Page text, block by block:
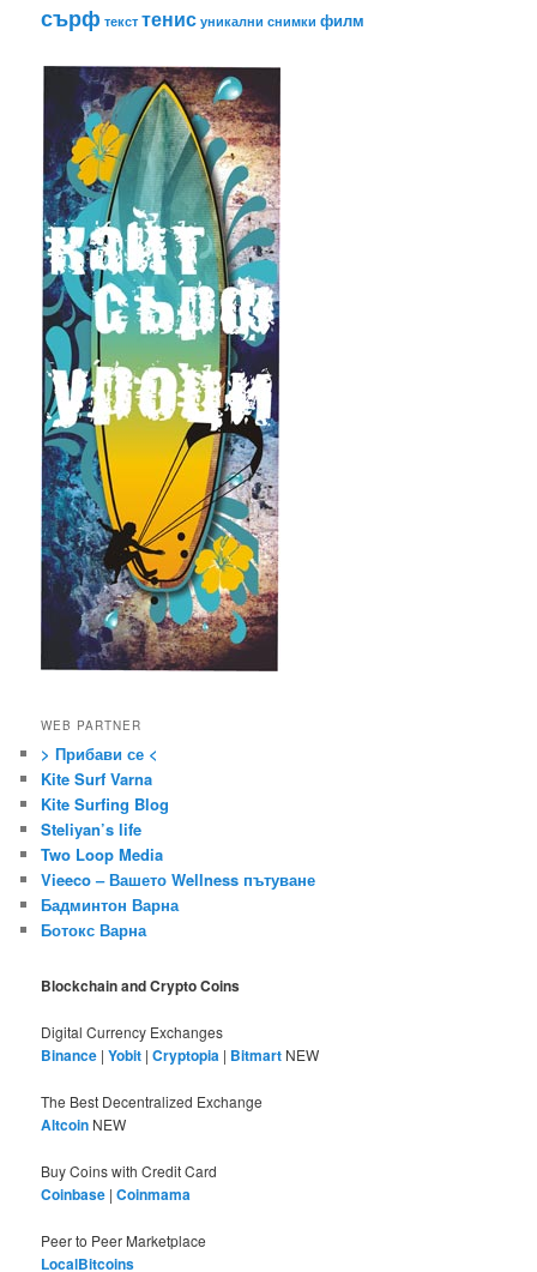
сърф текст тенис уникални снимки филм
WEB PARTNER
> Прибави се <
Kite Surf Varna
Kite Surfing Blog
Steliyan’s life
Two Loop Media
Vieeco – Вашето Wellness пътуване
Бадминтон Варна
Ботокс Варна
Blockchain and Crypto Coins
Digital Currency Exchanges
Binance |Yobit |Cryptopia | Bitmart NEW
The Best Decentralized Exchange
Altcoin NEW
Buy Coins with Credit Card
Coinbase |Coinmama
Peer to Peer Marketplace
LocalBitcoins